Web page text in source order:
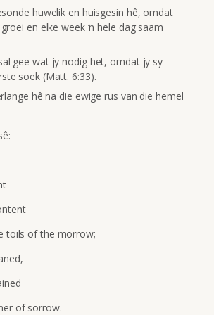
huwelik en huisgesin hê, omdat
en elke week ‘n hele dag saam
gee wat jy nodig het, omdat jy sy
soek (Matt. 6:33).
hê na die ewige rus van die hemel
toils of the morrow;
of sorrow.